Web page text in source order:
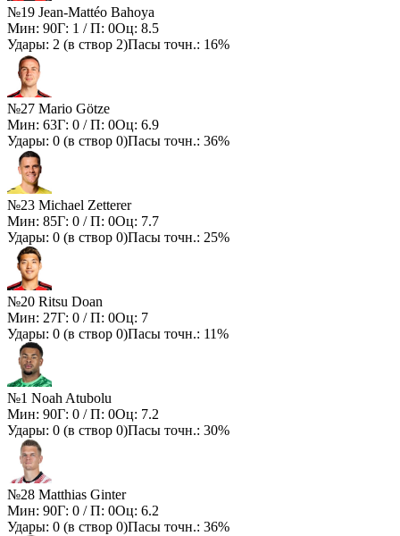
№19 Jean-Mattéo Bahoya
Мин: 90Г: 1 / П: 0Оц: 8.5
Удары: 2 (в створ 2)Пасы точн.: 16%
№27 Mario Götze
Мин: 63Г: 0 / П: 0Оц: 6.9
Удары: 0 (в створ 0)Пасы точн.: 36%
№23 Michael Zetterer
Мин: 85Г: 0 / П: 0Оц: 7.7
Удары: 0 (в створ 0)Пасы точн.: 25%
№20 Ritsu Doan
Мин: 27Г: 0 / П: 0Оц: 7
Удары: 0 (в створ 0)Пасы точн.: 11%
№1 Noah Atubolu
Мин: 90Г: 0 / П: 0Оц: 7.2
Удары: 0 (в створ 0)Пасы точн.: 30%
№28 Matthias Ginter
Мин: 90Г: 0 / П: 0Оц: 6.2
Удары: 0 (в створ 0)Пасы точн.: 36%